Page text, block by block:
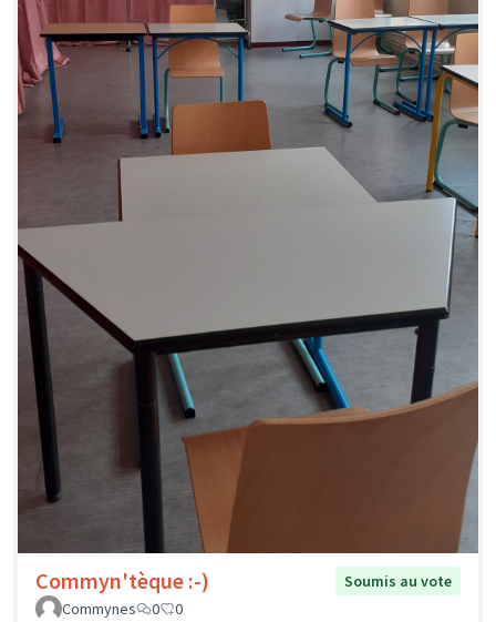
Commyn'tèque :-)
Soumis au vote
Commynes
0 0